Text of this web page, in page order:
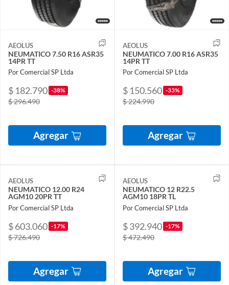
AEOLUS
NEUMATICO 7.50 R16 ASR35
14PR TT
Por Comercial SP Ltda
$ 182.790 -38%
$ 296.490
Agregar
AEOLUS
NEUMATICO 7.00 R16 ASR35
14PR TT
Por Comercial SP Ltda
$ 150.560 -33%
$ 224.990
Agregar
AEOLUS
NEUMATICO 12.00 R24
AGM10 20PR TT
Por Comercial SP Ltda
$ 603.060 -17%
$ 726.490
Agregar
AEOLUS
NEUMATICO 12 R22.5
AGM10 18PR TL
Por Comercial SP Ltda
$ 392.940 -17%
$ 472.490
Agregar